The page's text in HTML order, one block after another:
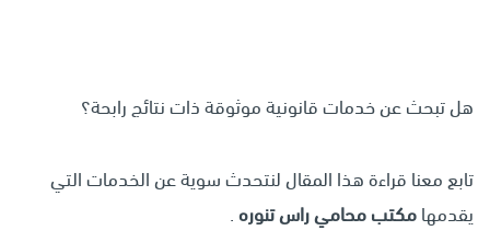
هل تبحث عن خدمات قانونية موثوقة ذات نتائج رابحة؟
تابع معنا قراءة هذا المقال لنتحدث سوية عن الخدمات التي
يقدمهامكتب محامي راس تنوره.